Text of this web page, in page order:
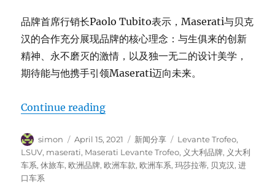
品牌首席行销长Paolo Tubito表示，Maserati与贝克
汉的合作充分展现品牌的核心理念：与生俱来的创新
精神、永不磨灭的激情，以及独一无二的设计美学，
期待能与他携手引领Maserati迈向未来。
Continue reading“David Beckham成为Maserati全球
Author
simon
Posted
on
April 15, 2021 Categories
新闻分享 Tags
Levante Trofeo,
LSUV, maserati, Maserati Levante Trofeo, 义大利品牌, 义大利
车系,休旅车,欧洲品牌,欧洲车款,欧洲车系,玛莎拉蒂, 贝克汉,进
口车系